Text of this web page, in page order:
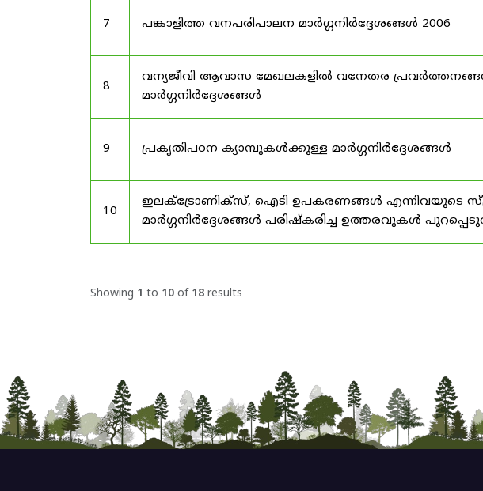
7 പങ്കാളിത്ത വനപരിപാലന മാർഗ്ഗനിർദ്ദേശങ്ങൾ 2006
8
വന്യജീവി ആവാസ മേഖലകളിൽ വനേതര
മാർഗ്ഗനിർദ്ദേശങ്ങൾ
9 പ്രകൃതിപഠന ക്യാമ്പുകൾക്കുള്ള മാർഗ്ഗനിർദ്ദേശങ്ങൾ
10
ഇലക്‌ട്രോണിക്‌സ്, ഐടി ഉപകരണങ്ങൾ എന്നിവയുടെ
മാർഗ്ഗനിർദ്ദേശങ്ങൾ പരിഷ്‌കരിച്ച ഉത്തരവുകൾ
Showing 1 to 10 of 18 results